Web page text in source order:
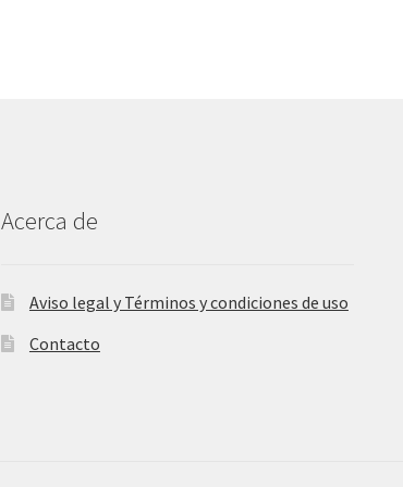
Acerca de
Aviso legal y Términos y condiciones de uso
Contacto